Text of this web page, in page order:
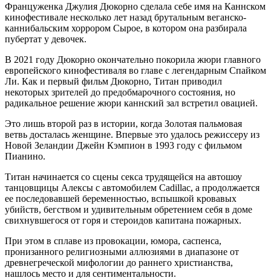
Француженка Джулия Дюкорно сделала себе имя на Каннском
кинофестивале несколько лет назад брутальным веганско-
каннибальским хоррором Сырое, в котором она разбирала
пубертат у девочек.
В 2021 году Дюкорно окончательно покорила жюри главного
европейского кинофестиваля во главе с легендарным Спайком
Ли. Как и первый фильм Дюкорно, Титан приводил
некоторых зрителей до предобмарочного состояния, но
радикальное решение жюри каннский зал встретил овацией.
Это лишь второй раз в истории, когда Золотая пальмовая
ветвь досталась женщине. Впервые это удалось режиссеру из
Новой Зеландии Джейн Кэмпион в 1993 году с фильмом
Пианино.
Титан начинается со сцены секса трудящейся на автошоу
танцовщицы Алексы с автомобилем Cadillac, а продолжается
ее последовавшей беременностью, вспышкой кровавых
убийств, бегством и удивительным обретением себя в доме
свихнувшегося от горя и стероидов капитана пожарных.
При этом в сплаве из провокации, юмора, саспенса,
пронизанного религиозными аллюзиями в диапазоне от
древнегреческой мифологии до раннего христианства,
нашлось место и для сентиментальности.